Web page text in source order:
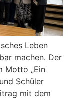
Leben
machen. Der
Mot­to „Ein
Schüler
mit dem